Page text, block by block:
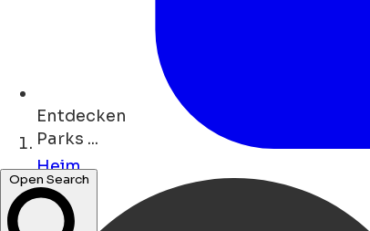
Entdecken
Parks ...
Open Search
Heim